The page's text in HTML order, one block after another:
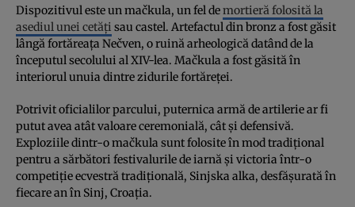
Dispozitivul este un mačkula, un fel demortieră folosită la
asediul unei cetăți sau castel. Artefactul din bronz a fost găsit
lângă fortăreața Nečven, o ruină arheologică datând de la
începutul secolului al XIV-lea. Mačkula a fost găsită în
interiorul unuia dintre zidurile fortăreței.
Potrivit oficialilor parcului, puternica armă de artilerie ar fi
putut avea atât valoare ceremonială, cât și defensivă.
Exploziile dintr-o mačkula sunt folosite în mod tradițional
pentru a sărbători festivalurile de iarnă și victoria într-o
competiție ecvestră tradițională, Sinjska alka, desfășurată în
fiecare an în Sinj, Croația.